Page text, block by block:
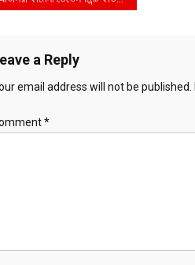
a Reply
email address will not be published.
*